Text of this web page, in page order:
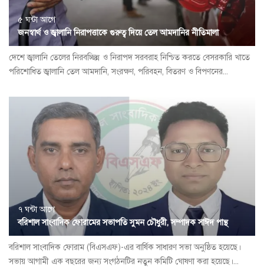
৫ ঘন্টা আগে
জনস্বার্থ ও জ্বালানি নিরাপত্তাকে গুরুত্ব দিয়ে তেল আমদানির নীতিমালা
দেশে জ্বালানি তেলের নিরবচ্ছিন্ন ও নিরাপদ সরবরাহ নিশ্চিত করতে বেসরকারি খাতে
পরিশোধিত জ্বালানি তেল আমদানি, সংরক্ষণ, পরিবহন, বিতরণ ও বিপণনের...
৭ ঘন্টা আগে
বরিশাল সাংবাদিক ফোরামের সভাপতি সুমন চৌধুরী, সম্পাদক সাঈদ পান্থ
বরিশাল সাংবাদিক ফোরাম (বিএসএফ)-এর বার্ষিক সাধারণ সভা অনুষ্ঠিত হয়েছে।
সভায় আগামী এক বছরের জন্য সংগঠনটির নতুন কমিটি ঘোষণা করা হয়েছে।...